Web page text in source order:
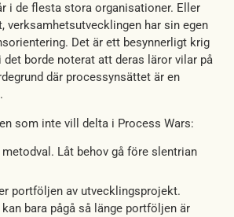
i de flesta stora organisationer. Eller
verksamhetsutvecklingen har sin egen
Det är ett besynnerligt krig
borde noterat att deras läror vilar på
där processynsättet är en
som inte vill delta i Process Wars:
metodval. Låt behov gå före slentrian
portföljen av utvecklingsprojekt.
bara pågå så länge portföljen är